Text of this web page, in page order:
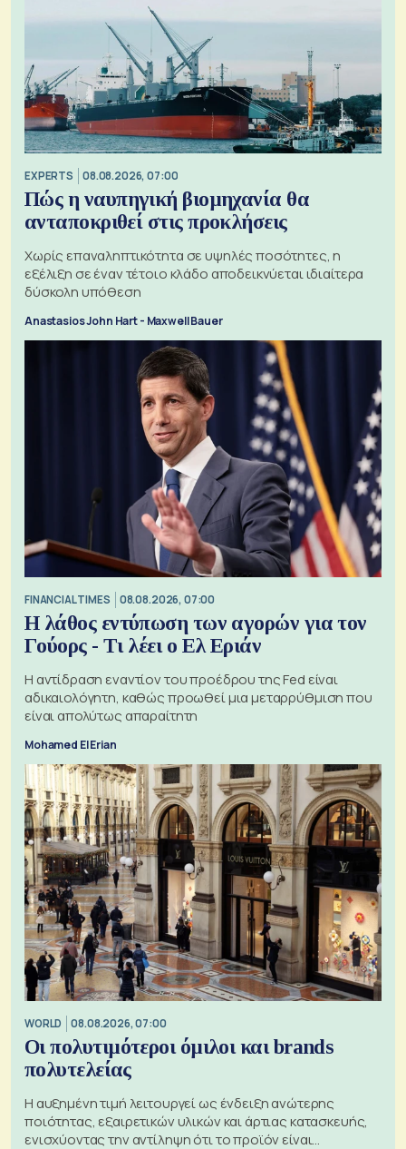
EXPERTS 08.08.2026, 07:00
Πώς η ναυπηγική βιομηχανία θα
ανταποκριθεί στις προκλήσεις
Χωρίς επαναληπτικότητα σε υψηλές ποσότητες, η
εξέλιξη σε έναν τέτοιο κλάδο αποδεικνύεται ιδιαίτερα
δύσκολη υπόθεση
Anastasios John Hart - Maxwell Bauer
FINANCIAL TIMES 08.08.2026, 07:00
Η λάθος εντύπωση των αγορών για τον
Γούορς - Τι λέει ο Ελ Εριάν
Η αντίδραση εναντίον του προέδρου της Fed είναι
αδικαιολόγητη, καθώς προωθεί μια μεταρρύθμιση που
είναι απολύτως απαραίτητη
Mohamed El Erian
WORLD 08.08.2026, 07:00
Οι πολυτιμότεροι όμιλοι και brands
πολυτελείας
Η αυξημένη τιμή λειτουργεί ως ένδειξη ανώτερης
ποιότητας, εξαιρετικών υλικών και άρτιας κατασκευής,
ενισχύοντας την αντίληψη ότι το προϊόν είναι